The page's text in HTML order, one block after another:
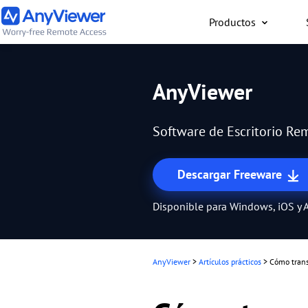
Productos
Mac o un teléfono
AnyViewer
Software de Escritorio
Descargar Freeware
Disponible para Windows, iOS y
AnyViewer > Artículos prácticos > Cómo